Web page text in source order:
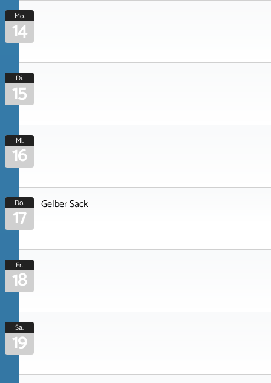
Mo.
14
Di.
15
Mi.
16
Do.
17 Gelber Sack
Fr.
18
Sa.
19